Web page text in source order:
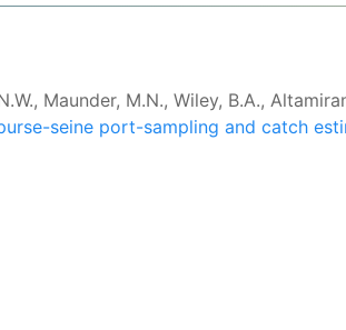
Maunder, M.N., Wiley, B.A.,
seine port-sampling and catch